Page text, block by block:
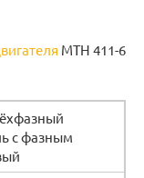
МТН 411-6
с фазным